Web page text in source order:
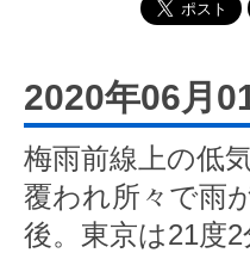
2020年06月
梅雨前線上の低
覆われ所々で雨
後。東京は21度